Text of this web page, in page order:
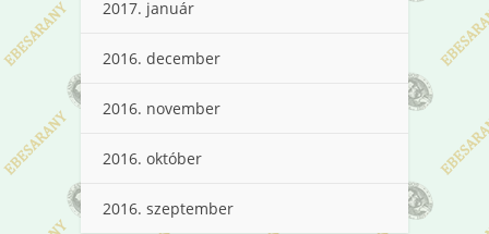
2017. január
2016. december
2016. november
2016. október
2016. szeptember